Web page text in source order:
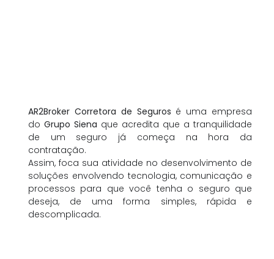
AR2Broker Corretora de Seguros é uma empresa
do Grupo Siena que acredita que a tranquilidade
de um seguro já começa na hora da
contratação.
Assim, foca sua atividade no desenvolvimento de
soluções envolvendo tecnologia, comunicação e
processos para que você tenha o seguro que
deseja, de uma forma simples, rápida e
descomplicada.